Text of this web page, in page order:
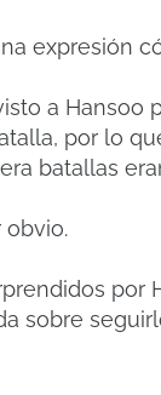
expresión
a Hansoo
por lo
batallas
obvio.
por
sobre